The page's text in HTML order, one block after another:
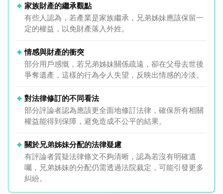
家族財產的繼承觀點
有些人認為，若產業是家族繼承，兄弟姊妹應該保留一
定的權益，以免財產落入外姓。
情感與財產的衝突
部分用戶感慨，若兄弟姊妹關係疏遠，卻在父母去世後
爭奪遺產，這樣的行為令人失望，反映出情感的冷淡。
對法律修訂的不同看法
部分評論者認為應該更全面地修訂法律，確保所有相關
權益能得到保障，避免造成不公平的結果。
關於兄弟姊妹分配的法律疑慮
有評論者質疑法律條文不夠清晰，認為若沒有明確遺
囑，兄弟姊妹的分配仍需透過法院裁定，可能引發更多
糾紛。